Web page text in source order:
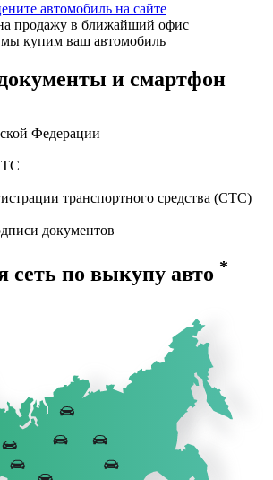
автомобиль на сайте
продажу в ближайший офис
купим ваш автомобиль
и смартфон
Федерации
транспортного средства (СТС)
документов
сеть по выкупу авто *